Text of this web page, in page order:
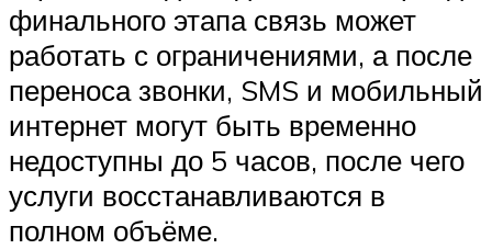
финального этапа связь может
работать с ограничениями, а после
переноса звонки, SMS и мобильный
интернет могут быть временно
недоступны до 5 часов, после чего
услуги восстанавливаются в
полном объёме.